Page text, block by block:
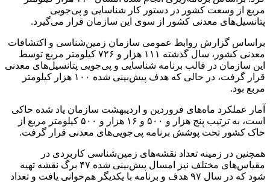
مربع از وسعت کشور در دستور کار شناسایی و پی‌جویی
پتانسیل‌های معدنی کشور از سوی این سازمان قرار می‌گیرد.
براساس گزارش روابط عمومی سازمان زمین‌شناسی و اکتشافات
معدنی کشور، سال گذشته ۱۱۱ هزار و ۷۲۶ کیلومتر مربع توسط
این سازمان در قالب برنامه شناسایی و پی‌جویی پتانسیل‌های معدنی
قرار گرفت، در حالی که هدف پیش‌بینی شده ۱۰۰ هزار کیلومتر
مربع بود.
آمار عملکرد ماه‌های فروردین و اردیبهشت سازمان یاد شده حاکی
است، به ترتیب پنج هزار و ۵۰۰ و ۱۶ هزار و ۵۰۰ کیلومتر مربع از
خاک کشور تحت پوشش برنامه پی‌جویی‌های معدنی قرار گرفت.
همچنین در زمینه تعداد نقشه‌های زمین‌شناسی کاربردی در
مقیاس‌های مختلف نیز امسال پیش‌بینی شده ۴۷ برگ نقشه تهیه
شود که در سال ۹۷ هدف و برنامه با یکدیگر هم‌خوانی یافت و تعداد